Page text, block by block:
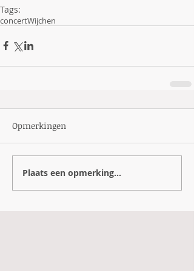
Tags:
concertWijchen
Opmerkingen
Plaats een opmerking...